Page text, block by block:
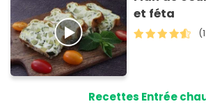
et féta
Recettes Entrée